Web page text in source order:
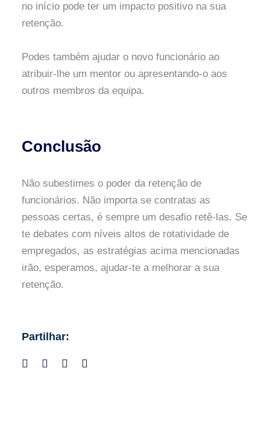
no início pode ter um impacto positivo na sua
retenção.
Podes também ajudar o novo funcionário ao
atribuir-lhe um mentor ou apresentando-o aos
outros membros da equipa.
Conclusão
Não subestimes o poder da retenção de
funcionários. Não importa se contratas as
pessoas certas, é sempre um desafio retê-las. Se
te debates com níveis altos de rotatividade de
empregados, as estratégias acima mencionadas
irão, esperamos, ajudar-te a melhorar a sua
retenção.
Partilhar: